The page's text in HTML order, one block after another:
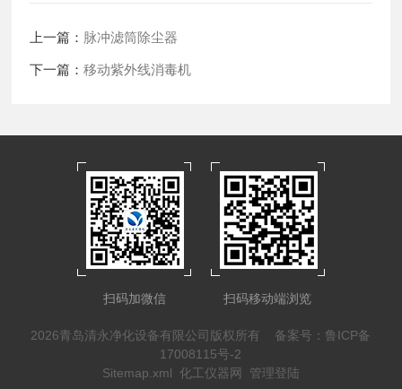
上一篇： 脉冲滤筒除尘器
下一篇：移动紫外线消毒机
扫码加微信 扫码移动端浏览
2026青岛清永净化设备有限公司版权所有 备案号：鲁ICP备
17008115号-2
Sitemap.xml 化工仪器网 管理登陆